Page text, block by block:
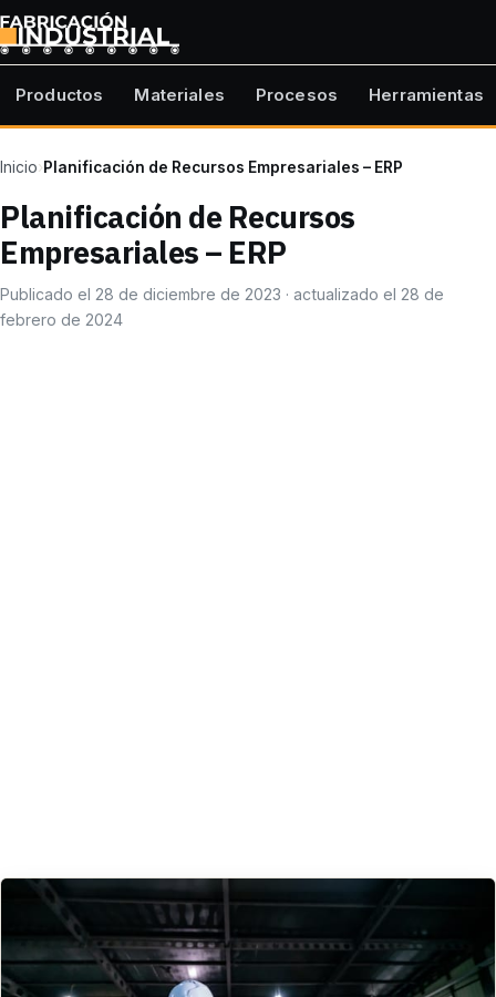
Productos Materiales Procesos Herramientas
Inicio›Planificación de Recursos Empresariales – ERP
Planificación de Recursos
Empresariales – ERP
Publicado el 28 de diciembre de 2023 · actualizado el 28 de
febrero de 2024